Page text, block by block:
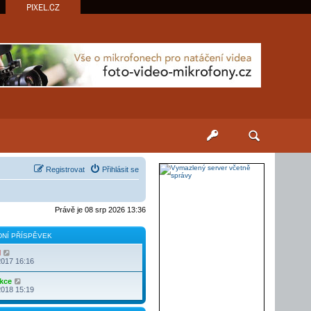
PIXEL.CZ
Přihlásit se
Registrovat
Právě je 08 srp 2026 13:36
PŘÍSPĚVEK
o
a
z
i
16:16
o
r
15:19